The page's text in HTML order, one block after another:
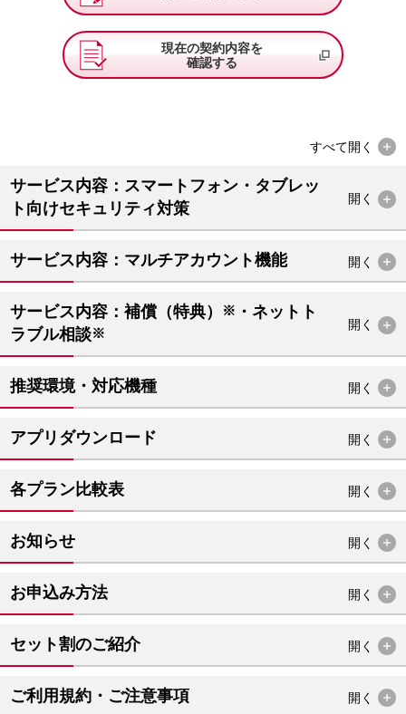
現在の契約内容を
確認する
すべて開く
サービス内容：スマートフォン・タブレッ
ト向けセキュリティ対策
開く
サービス内容：マルチアカウント機能 開く
サービス内容：補償（特典） ※ ・ネットト
ラブル相談※
開く
推奨環境・対応機種 開く
アプリダウンロード 開く
各プラン比較表 開く
お知らせ 開く
お申込み方法 開く
セット割のご紹介 開く
ご利用規約・ご注意事項 開く